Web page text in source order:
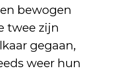
bewogen
twee zijn
gegaan,
weer hun